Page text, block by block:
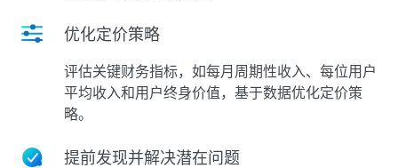
优化定价策略
评估关键财务指标，如每月周期性收入、每位用户
平均收入和用户终身价值，基于数据优化定价策
略。
提前发现并解决潜在问题